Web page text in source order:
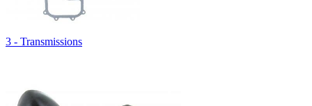
3 - Transmissions